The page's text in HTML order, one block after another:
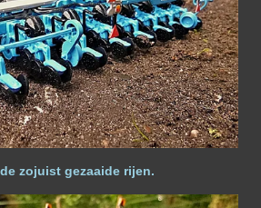
zojuist gezaaide rijen.